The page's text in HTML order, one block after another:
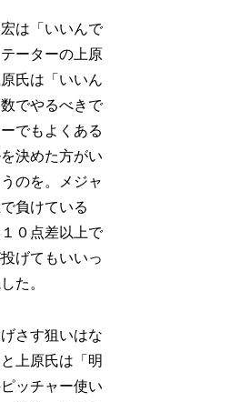
は「いいんで
ーターの上原
氏は「いいん
でやるべきで
でもよくある
決めた方がい
のを。メジャ
負けている
０点差以上で
げてもいいっ
た。
さす狙いはな
上原氏は「明
ッチャー使い